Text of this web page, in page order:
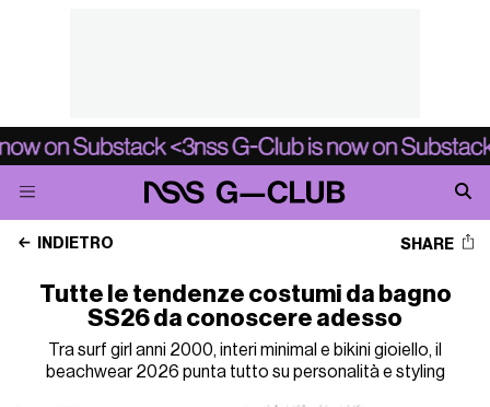
INDIETRO SHARE
Tutte le tendenze costumi da bagno
SS26 da conoscere adesso
Tra surf girl anni 2000, interi minimal e bikini gioiello, il
beachwear 2026 punta tutto su personalità e styling